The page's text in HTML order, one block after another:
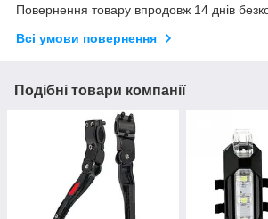
Повернення товару впродовж 14 днів
Всі умови повернення
Подібні товари компанії